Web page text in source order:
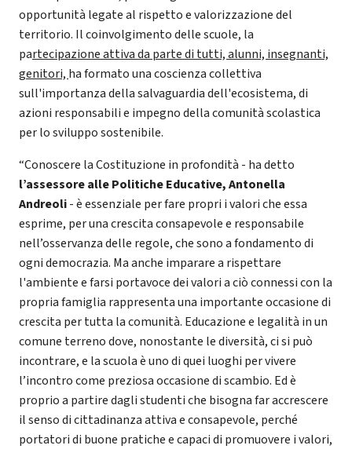
opportunità legate al rispetto e valorizzazione del
territorio. Il coinvolgimento delle scuole, la
partecipazione attiva da parte di tutti, alunni, insegnanti,
genitori, ha formato una coscienza collettiva
sull'importanza della salvaguardia dell'ecosistema, di
azioni responsabili e impegno della comunità scolastica
per lo sviluppo sostenibile.
“Conoscere la Costituzione in profondità - ha detto
l’assessore alle Politiche Educative, Antonella
Andreoli- è essenziale per fare propri i valori che essa
esprime, per una crescita consapevole e responsabile
nell’osservanza delle regole, che sono a fondamento di
ogni democrazia. Ma anche imparare a rispettare
l'ambiente e farsi portavoce dei valori a ciò connessi con la
propria famiglia rappresenta una importante occasione di
crescita per tutta la comunità. Educazione e legalità in un
comune terreno dove, nonostante le diversità, ci si può
incontrare, e la scuola è uno di quei luoghi per vivere
l’incontro come preziosa occasione di scambio. Ed è
proprio a partire dagli studenti che bisogna far accrescere
il senso di cittadinanza attiva e consapevole, perché
portatori di buone pratiche e capaci di promuovere i valori,